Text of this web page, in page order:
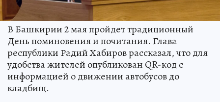
В Башкирии 2 мая пройдет традиционный
День поминовения и почитания. Глава
республики Радий Хабиров рассказал, что для
удобства жителей опубликован QR-код с
информацией о движении автобусов до
кладбищ.